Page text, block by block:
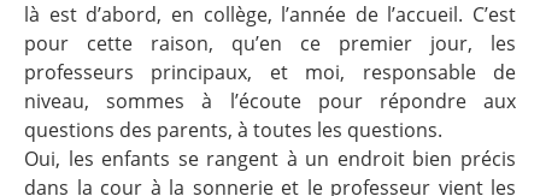
là est d’abord, en collège, l’année de l’accueil. C’est
pour cette raison, qu’en ce premier jour, les
professeurs principaux, et moi, responsable de
niveau, sommes à l’écoute pour répondre aux
questions des parents, à toutes les questions.
Oui, les enfants se rangent à un endroit bien précis
dans la cour à la sonnerie et le professeur vient les